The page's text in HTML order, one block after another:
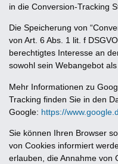
in die Conversion-Tracking
Die Speicherung von
von Art. 6 Abs. 1 lit. f
berechtigtes Interesse an
sowohl sein Webangebot
Mehr Informationen zu
Tracking finden Sie in den
Google: https://
Sie können Ihren Browser
von Cookies informiert
erlauben, die Annahme von